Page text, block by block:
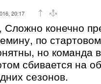
20:17
конечно
по
но команда
сбивается на
сезонов.